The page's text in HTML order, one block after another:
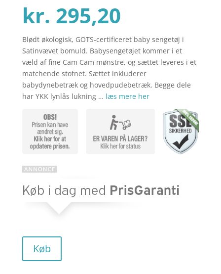
pris
var:
kr.
kr. 295,20Den
aktuelle
pris
er:
kr.
Blødt økologisk, GOTS-certificeret baby sengetøj i
Satinvævet bomuld. Babysengetøjet kommer i et
væld af fine Cam Cam mønstre, og sættet leveres i et
matchende stofnet. Sættet inkluderer
babydynebetræk og hovedpudebetræk. Begge dele
har YKK lynlås lukning … læs mere her
Køb